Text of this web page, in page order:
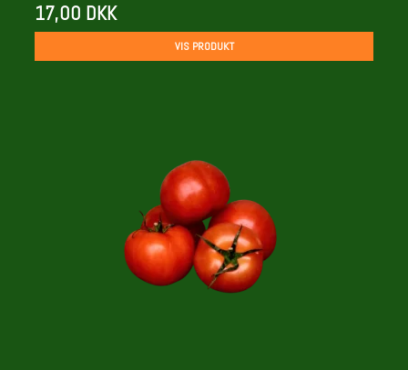
17,00 DKK
VIS PRODUKT